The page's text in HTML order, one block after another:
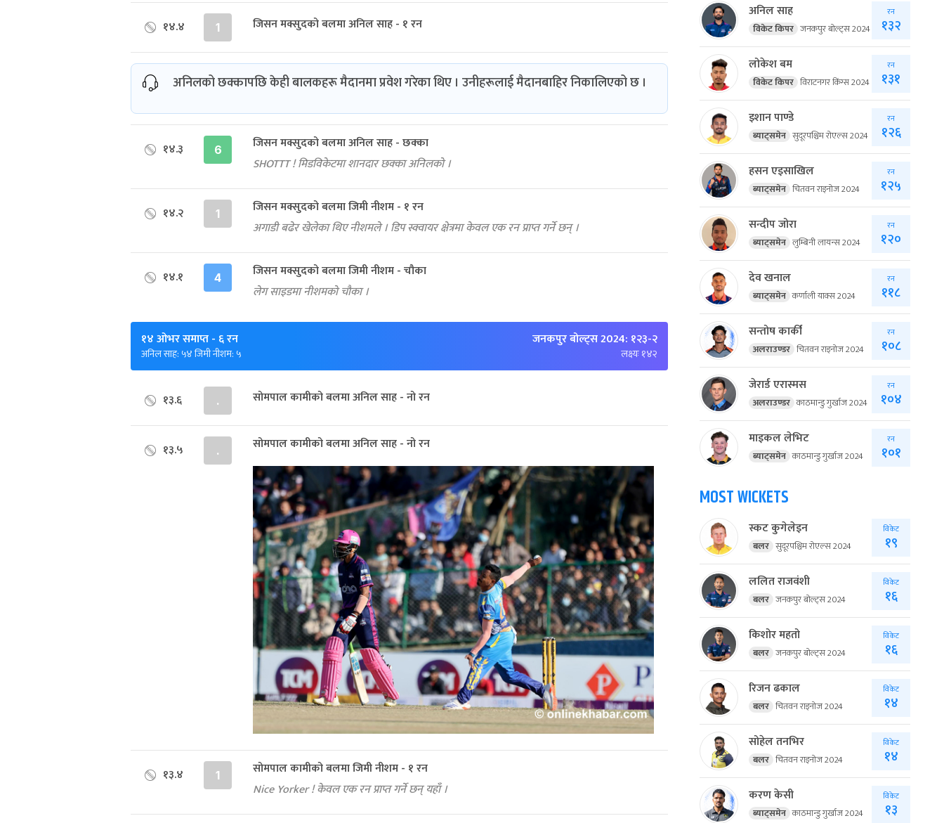
१४.४ 1 जिसन मक्सुदको बलमा अनिल साह - १ रन
अनिलको छक्कापछि केही बालकहरू मैदानमा प्रवेश गरेका थिए । उनीहरूलाई मैदानबाहिर निकालिएको छ ।
१४.३ 6
जिसन मक्सुदको बलमा अनिल साह - छक्का
SHOTTT ! मिडविकेटमा शानदार छक्का अनिलको ।
१४.२ 1
जिसन मक्सुदको बलमा जिमी नीशम - १ रन
अगाडी बढेर खेलेका थिए नीशमले । डिप स्क्वायर क्षेत्रमा केवल एक रन प्राप्त गर्ने छन् ।
१४.१ 4
जिसन मक्सुदको बलमा जिमी नीशम - चौका
लेग साइडमा नीशमको चौका ।
१४ ओभर समाप्त- ६ रन
अनिल साह: ५४ जिमी नीशम: ५
जनकपुर बोल्ट्स 2024: १२३-२
लक्ष्यः १४२
१३.६ . सोमपाल कामीको बलमा अनिल साह - नो रन
१३.५ . सोमपाल कामीको बलमा अनिल साह - नो रन
१३.४ 1
सोमपाल कामीको बलमा जिमी नीशम - १ रन
Nice Yorker ! केवल एक रन प्राप्त गर्ने छन् यहाँ ।
अनिल साह
विकेट किपर जनकपुर बोल्ट्स 2024
रन
१३२
लोकेश बम
विकेट किपर विराटनगर किंग्स 2024
रन
१३१
इशान पाण्डे
ब्याट्समेन सुदूरपश्चिम रोएल्स 2024
रन
१२६
हसन एइसाखिल
ब्याट्समेन चितवन राइनोज 2024
रन
१२५
सन्दीप जोरा
ब्याट्समेन लुम्बिनी लायन्स 2024
रन
१२०
देव खनाल
ब्याट्समेन कर्णाली याक्स 2024
रन
११८
सन्तोष कार्की
अलराउण्डर चितवन राइनोज 2024
रन
१०८
जेरार्ड एरास्मस
अलराउण्डर काठमान्डु गुर्खाज 2024
रन
१०४
माइकल लेभिट
ब्याट्समेन काठमान्डु गुर्खाज 2024
रन
१०१
MOST WICKETS
स्कट कुगेलेइन
बलर सुदूरपश्चिम रोएल्स 2024
विकेट
१९
ललित राजवंशी
बलर जनकपुर बोल्ट्स 2024
विकेट
१६
किशोर महतो
बलर जनकपुर बोल्ट्स 2024
विकेट
१६
रिजन ढकाल
बलर चितवन राइनोज 2024
विकेट
१४
सोहेल तनभिर
बलर चितवन राइनोज 2024
विकेट
१४
करण केसी
ब्याट्समेन काठमान्डु गुर्खाज 2024
विकेट
१३